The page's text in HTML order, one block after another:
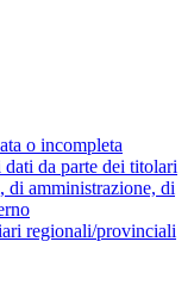
o incompleta
da parte dei titolari
amministrazione, di
regionali/provinciali